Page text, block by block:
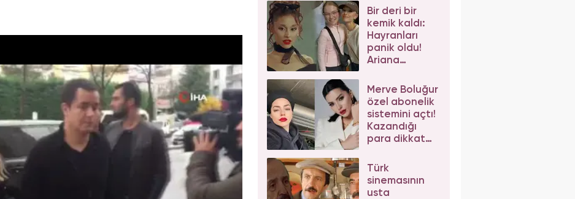
diyerek gelen
eleştirilere
yanıt verdi
Bir deri bir
kemik kaldı:
Hayranları
panik oldu!
Ariana
son hali
korkuttu
Merve Boluğur
özel abonelik
sistemini açtı!
Kazandığı
para dikkat
Türk
sinemasının
usta